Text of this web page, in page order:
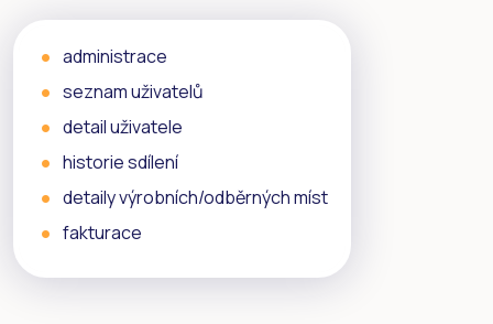
administrace
seznam uživatelů
detail uživatele
historie sdílení
detaily výrobních/odběrných míst
fakturace